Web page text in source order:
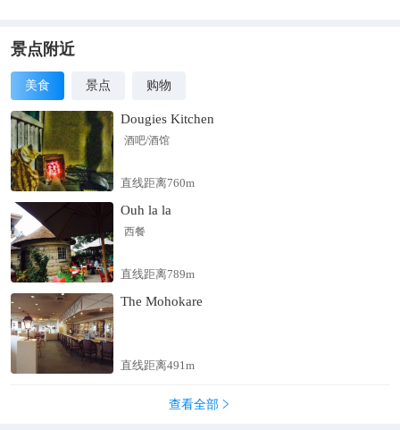
景点附近
美食 景点 购物
Dougies Kitchen
酒吧/酒馆
直线距离760m
Ouh la la
西餐
直线距离789m
The Mohokare
直线距离491m
查看全部 